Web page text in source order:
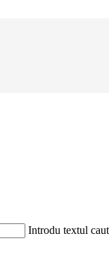
Introdu textul